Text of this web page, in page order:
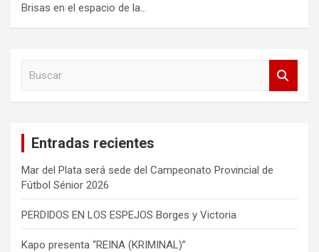
Brisas en el espacio de la…
Entradas recientes
Mar del Plata será sede del Campeonato Provincial de
Fútbol Sénior 2026
PERDIDOS EN LOS ESPEJOS Borges y Victoria
Kapo presenta “REINA (KRIMINAL)”